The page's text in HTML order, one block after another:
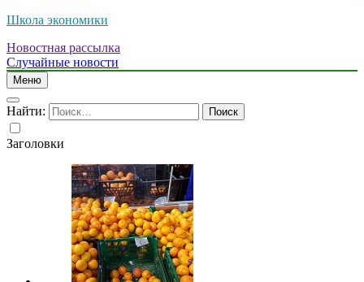
Школа экономики
Новостная рассылка
Случайные новости
Меню
Найти:
Заголовки